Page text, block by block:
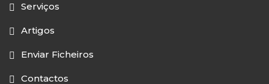
Serviços
Artigos
Enviar Ficheiros
Contactos